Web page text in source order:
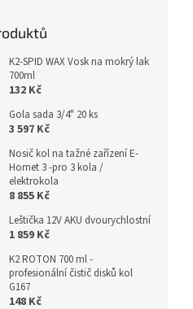
K2-SPID WAX Vosk na mokrý lak
700ml
132 Kč
Gola sada 3/4" 20 ks
3 597 Kč
Nosič kol na tažné zařízení E-
Hornet 3 -pro 3 kola /
elektrokola
8 855 Kč
Leštička 12V AKU dvourychlostní
1 859 Kč
K2 ROTON 700 ml -
profesionální čistič disků kol
G167
148 Kč